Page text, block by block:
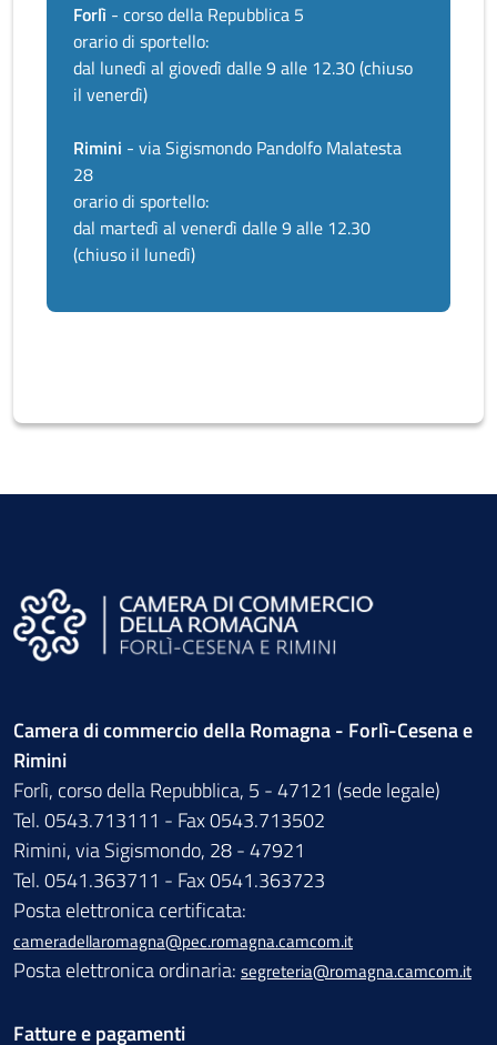
Forlì - corso della Repubblica 5
orario di sportello:
dal lunedì al giovedì dalle 9 alle 12.30 (chiuso
il venerdì)
Rimini - via Sigismondo Pandolfo Malatesta
28
orario di sportello:
dal martedì al venerdì dalle 9 alle 12.30
(chiuso il lunedì)
Camera di commercio della Romagna - Forlì-Cesena e
Rimini
Forlì, corso della Repubblica, 5 - 47121 (sede legale)
Tel. 0543.713111 - Fax 0543.713502
Rimini, via Sigismondo, 28 - 47921
Tel. 0541.363711 - Fax 0541.363723
Posta elettronica certificata:
cameradellaromagna@pec.romagna.camcom.it
Posta elettronica ordinaria: segreteria@romagna.camcom.it
Fatture e pagamenti